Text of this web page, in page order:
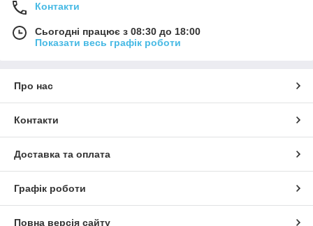
Контакти
Сьогодні працює з 08:30 до 18:00
Показати весь графік роботи
Про нас
Контакти
Доставка та оплата
Графік роботи
Повна версія сайту